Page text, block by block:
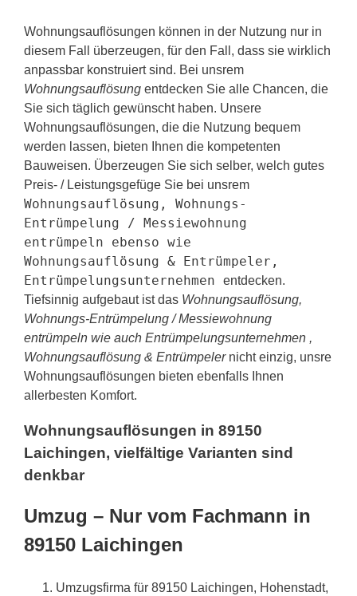
Wohnungsauflösungen können in der Nutzung nur in
diesem Fall überzeugen, für den Fall, dass sie wirklich
anpassbar konstruiert sind. Bei unsrem
Wohnungsauflösung entdecken Sie alle Chancen, die
Sie sich täglich gewünscht haben. Unsere
Wohnungsauflösungen, die die Nutzung bequem
werden lassen, bieten Ihnen die kompetenten
Bauweisen. Überzeugen Sie sich selber, welch gutes
Preis- / Leistungsgefüge Sie bei unsrem
Wohnungsauflösung, Wohnungs-
Entrümpelung / Messiewohnung
entrümpeln ebenso wie
Wohnungsauflösung & Entrümpeler,
Entrümpelungsunternehmen entdecken.
Tiefsinnig aufgebaut ist das Wohnungsauflösung,
Wohnungs-Entrümpelung / Messiewohnung
entrümpeln wie auch Entrümpelungsunternehmen ,
Wohnungsauflösung & Entrümpelernicht einzig, unsre
Wohnungsauflösungen bieten ebenfalls Ihnen
allerbesten Komfort.
Wohnungsauflösungen in 89150
Laichingen, vielfältige Varianten sind
denkbar
Umzug – Nur vom Fachmann in
89150 Laichingen
Umzugsfirma für 89150 Laichingen, Hohenstadt,